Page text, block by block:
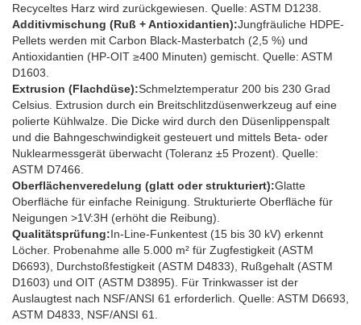
Recyceltes Harz wird zurückgewiesen. Quelle: ASTM D1238.
Additivmischung (Ruß + Antioxidantien):Jungfräuliche HDPE-
Pellets werden mit Carbon Black-Masterbatch (2,5 %) und
Antioxidantien (HP-OIT ≥400 Minuten) gemischt. Quelle: ASTM
D1603.
Extrusion (Flachdüse):Schmelztemperatur 200 bis 230 Grad
Celsius. Extrusion durch ein Breitschlitzdüsenwerkzeug auf eine
polierte Kühlwalze. Die Dicke wird durch den Düsenlippenspalt
und die Bahngeschwindigkeit gesteuert und mittels Beta- oder
Nuklearmessgerät überwacht (Toleranz ±5 Prozent). Quelle:
ASTM D7466.
Oberflächenveredelung (glatt oder strukturiert):Glatte
Oberfläche für einfache Reinigung. Strukturierte Oberfläche für
Neigungen >1V:3H (erhöht die Reibung).
Qualitätsprüfung:In-Line-Funkentest (15 bis 30 kV) erkennt
Löcher. Probenahme alle 5.000 m² für Zugfestigkeit (ASTM
D6693), Durchstoßfestigkeit (ASTM D4833), Rußgehalt (ASTM
D1603) und OIT (ASTM D3895). Für Trinkwasser ist der
Auslaugtest nach NSF/ANSI 61 erforderlich. Quelle: ASTM D6693,
ASTM D4833, NSF/ANSI 61.